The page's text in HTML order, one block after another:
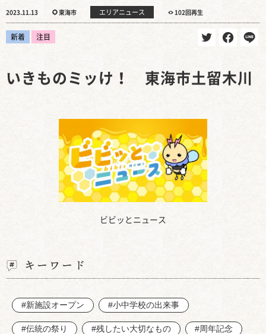
2023.11.13 東海市 エリアニュース 102回再生
新着 注目
ビビッとニュース
いきものミッけ！ 東海市土留木川
キーワード
#新施設オープン #小中学校の出来事
#伝統の祭り #残したい大切なもの #周年記念